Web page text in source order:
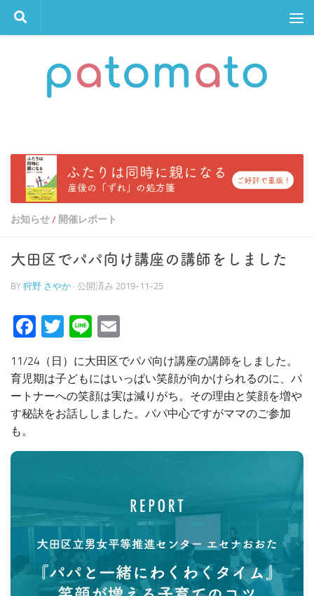
コンテンツへスキップ
お知らせ / 開催レポート
大田区でパパ向け講座の講師をしました
BY 狩野 さやか · 公開済み 2019-11-25
Facebook
Twitter
Line
11/24（日）に大田区でパパ向け講座の講師をしました。
育児期は子どもにはいっぱい笑顔が向かけられるのに、パ
ートナーへの笑顔は実は減りがち。その理由と笑顔を増や
す秘訣をお話ししました。パパ中心ですがママのご参加
も。